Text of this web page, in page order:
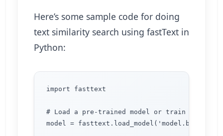
Here’s some sample code for doing
text similarity search using fastText in
Python:
import fasttext
# Load a pre-trained model or train your own
model = fasttext.load_model('model.bin')